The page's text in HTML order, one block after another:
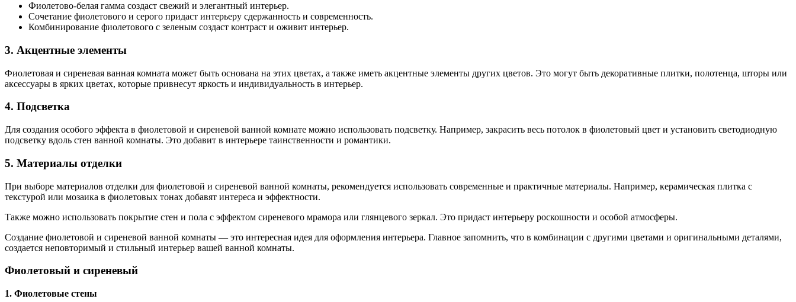
Фиолетово-белая гамма создаст свежий и элегантный интерьер.
Сочетание фиолетового и серого придаст интерьеру сдержанность и современность.
Комбинирование фиолетового с зеленым создаст контраст и оживит интерьер.
3. Акцентные элементы
Фиолетовая и сиреневая ванная комната может быть основана на этих цветах, а также иметь акцентные элементы других цветов. Это могут быть декоративные плитки, полотенца, шторы или
аксессуары в ярких цветах, которые привнесут яркость и индивидуальность в интерьер.
4. Подсветка
Для создания особого эффекта в фиолетовой и сиреневой ванной комнате можно использовать подсветку. Например, закрасить весь потолок в фиолетовый цвет и установить светодиодную
подсветку вдоль стен ванной комнаты. Это добавит в интерьере таинственности и романтики.
5. Материалы отделки
При выборе материалов отделки для фиолетовой и сиреневой ванной комнаты, рекомендуется использовать современные и практичные материалы. Например, керамическая плитка с
текстурой или мозаика в фиолетовых тонах добавят интереса и эффектности.
Также можно использовать покрытие стен и пола с эффектом сиреневого мрамора или глянцевого зеркал. Это придаст интерьеру роскошности и особой атмосферы.
Создание фиолетовой и сиреневой ванной комнаты — это интересная идея для оформления интерьера. Главное запомнить, что в комбинации с другими цветами и оригинальными деталями,
создается неповторимый и стильный интерьер вашей ванной комнаты.
Фиолетовый и сиреневый
1. Фиолетовые стены